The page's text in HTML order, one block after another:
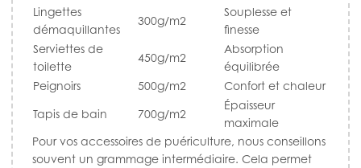
Lingettes
démaquillantes
300g/m2
Souplesse et
finesse
Serviettes de
toilette
450g/m2
Absorption
équilibrée
Peignoirs
500g/m2 Confort et chaleur
Tapis de bain 700g/m2
Épaisseur
maximale
Pour vos accessoires de puériculture, nous conseillons
souvent un grammage intermédiaire. Cela permet